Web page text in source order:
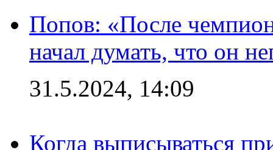
Попов: «После
начал думать, что он
31.5.2024, 14:09
Когда выписываться